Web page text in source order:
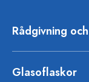
Rådgivning
Glasoflaskor